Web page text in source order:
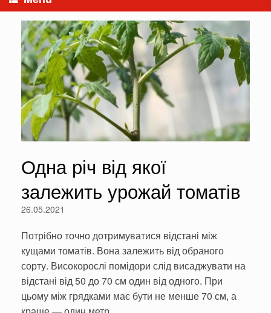
Одна річ від якої
залежить урожай томатів
26.05.2021
Потрібно точно дотримуватися відстані між
кущами томатів. Вона залежить від обраного
сорту. Високорослі помідори слід висаджувати на
відстані від 50 до 70 см один від одного. При
цьому між грядками має бути не менше 70 см, а